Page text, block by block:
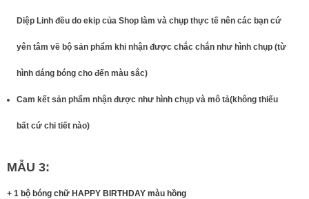
Diệp Linh đều do ekip của Shop làm và chụp thực tế nên các bạn cứ
yên tâm về bộ sản phẩm khi nhận được chắc chắn như hình chụp (từ
hình dáng bóng cho đến màu sắc)
Cam kết sản phẩm nhận được như hình chụp và mô tả(không thiếu
bất cứ chi tiết nào)
MẪU 3:
+ 1 bộ bóng chữ HAPPY BIRTHDAY màu hồng